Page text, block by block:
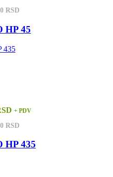
RSD
HP 45
+ PDV
RSD
HP 435